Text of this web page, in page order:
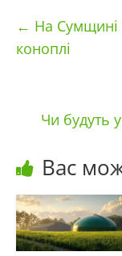
← На Сумщині
коноплі
Чи будуть
Вас